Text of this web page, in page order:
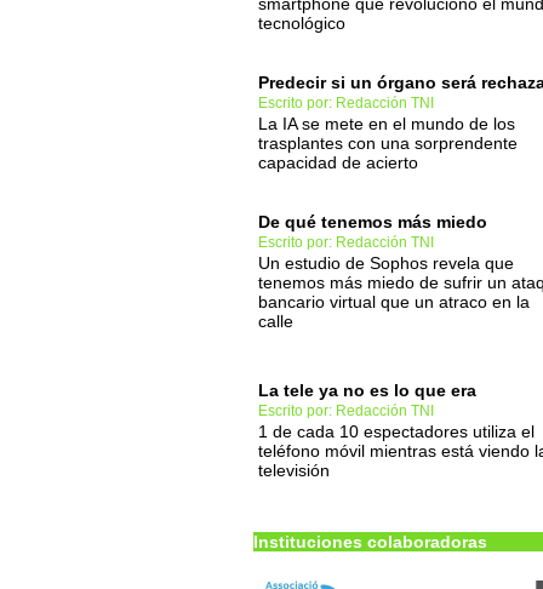
tecnológico
Predecir si un órgano será
Escrito por: Redacción TNI
La IA se mete en el mundo de los
trasplantes con una sorprendente
capacidad de acierto
De qué tenemos más miedo
Escrito por: Redacción TNI
Un estudio de Sophos revela que
tenemos más miedo de sufrir un
bancario virtual que un atraco en la
calle
La tele ya no es lo que era
Escrito por: Redacción TNI
1 de cada 10 espectadores utiliza el
teléfono móvil mientras está viendo
televisión
Instituciones colaboradoras